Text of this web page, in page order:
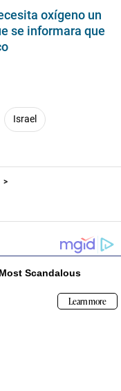
oxígeno un
se informara que
Israel